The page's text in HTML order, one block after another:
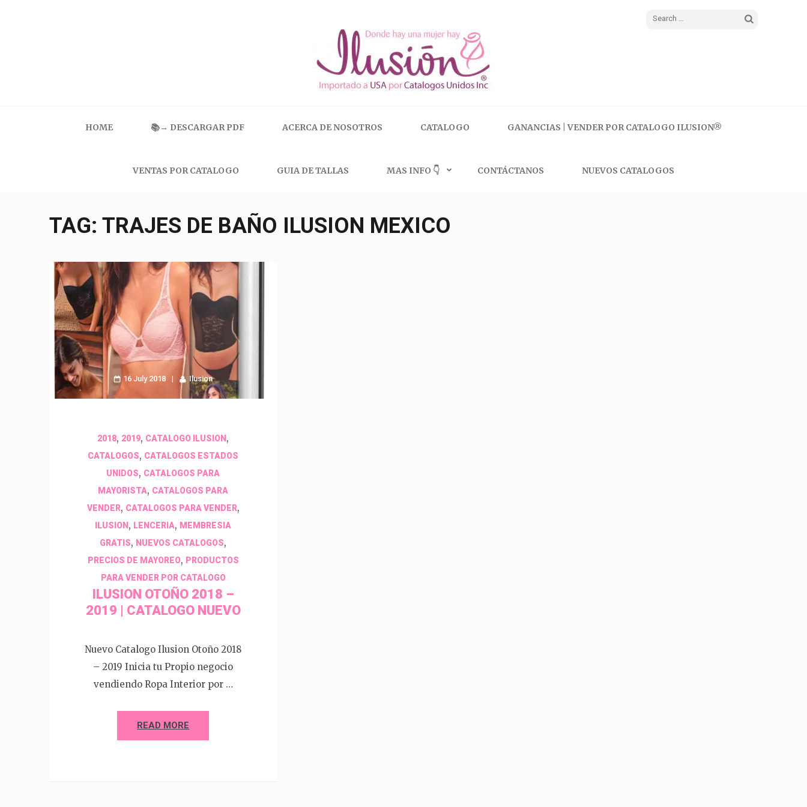
Search
HOME 📚→ DESCARGAR PDF ACERCA DE NOSOTROS CATALOGO GANANCIAS | VENDER POR CATALOGO ILUSION®
VENTAS POR CATALOGO GUIA DE TALLAS MAS INFO 👇 CONTÁCTANOS NUEVOS CATALOGOS
TAG: TRAJES DE BAÑO ILUSION MEXICO
16 July 2018 Ilusion
2018, 2019, CATALOGO ILUSION ,
CATALOGOS, CATALOGOS ESTADOS
UNIDOS, CATALOGOS PARA
MAYORISTA, CATALOGOS PARA
VENDER, CATALOGOS PARA VENDER,
ILUSION , LENCERIA, MEMBRESIA
GRATIS, NUEVOS CATALOGOS,
PRECIOS DE MAYOREO, PRODUCTOS
PARA VENDER POR CATALOGO
ILUSION OTOÑO 2018 –
2019 | CATALOGO NUEVO
Nuevo Catalogo Ilusion Otoño 2018
– 2019 Inicia tu Propio negocio
vendiendo Ropa Interior por …
READ MORE